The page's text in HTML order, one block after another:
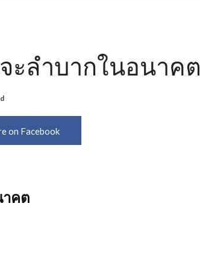
ะลำบากในอนาคต
on Facebook
คต